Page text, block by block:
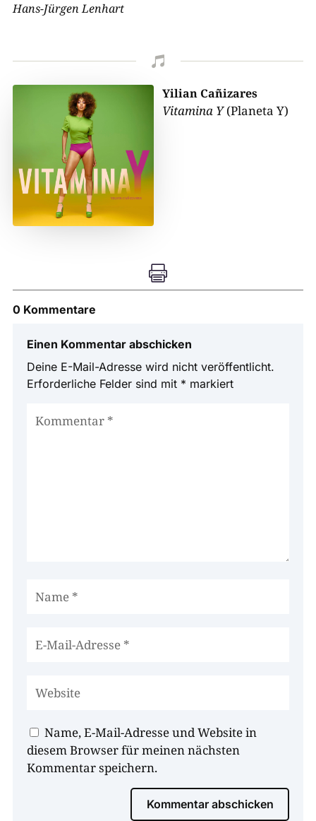
Hans-Jürgen Lenhart

Yilian Cañizares
Vitamina Y(Planeta Y)

0 Kommentare
Einen Kommentar abschicken
Deine E-Mail-Adresse wird nicht veröffentlicht.
Erforderliche Felder sind mit * markiert
Name, E-Mail-Adresse und Website in
diesem Browser für meinen nächsten
Kommentar speichern.
Kommentar abschicken